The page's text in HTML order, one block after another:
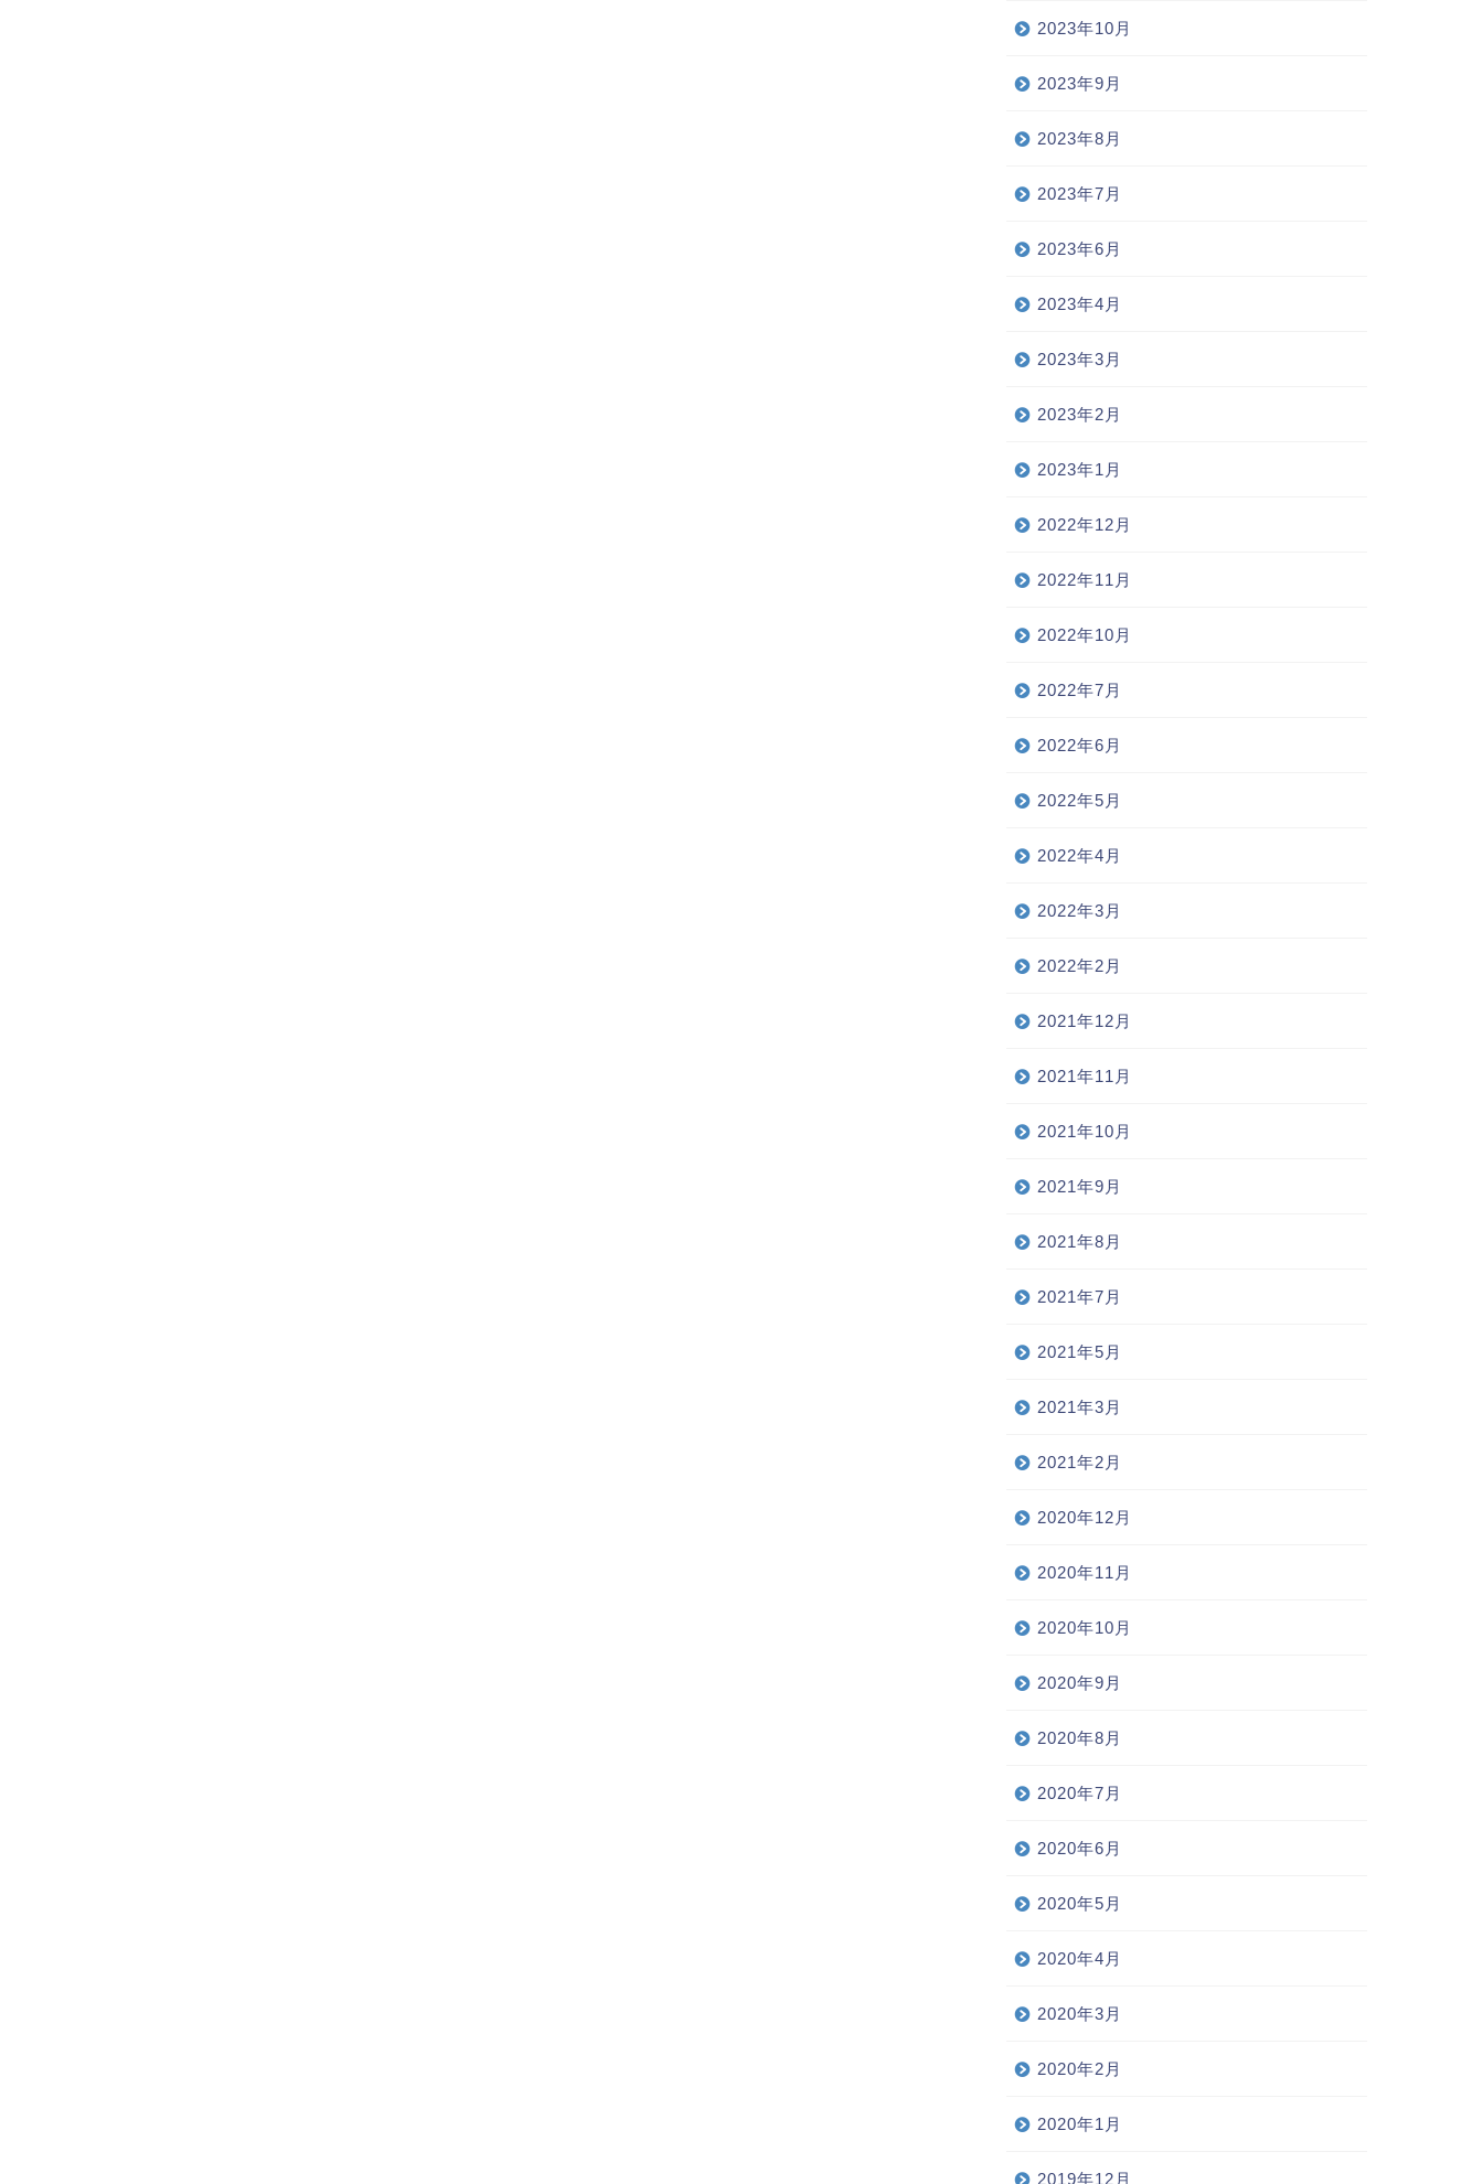
2023年10月
2023年9月
2023年8月
2023年7月
2023年6月
2023年4月
2023年3月
2023年2月
2023年1月
2022年12月
2022年11月
2022年10月
2022年7月
2022年6月
2022年5月
2022年4月
2022年3月
2022年2月
2021年12月
2021年11月
2021年10月
2021年9月
2021年8月
2021年7月
2021年5月
2021年3月
2021年2月
2020年12月
2020年11月
2020年10月
2020年9月
2020年8月
2020年7月
2020年6月
2020年5月
2020年4月
2020年3月
2020年2月
2020年1月
2019年12月